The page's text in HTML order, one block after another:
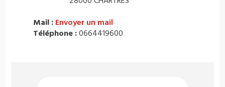
Mail : Envoyer un mail
Téléphone :0664419600